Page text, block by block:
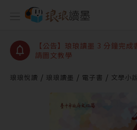
【公告】琅琅讀墨數位閱讀資
【公告】琅琅讀墨 3 分鐘完
請圖文教學
查詢
琅琅悅讀 琅琅讀墨 電子書 文學小